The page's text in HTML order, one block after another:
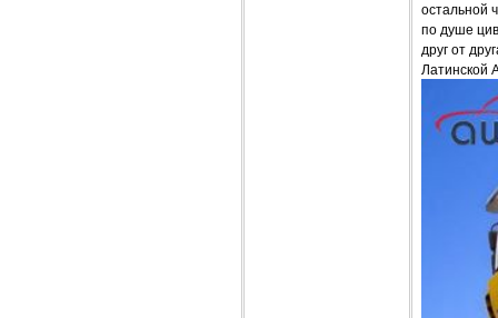
остальной
по душе
друг от
Латинской